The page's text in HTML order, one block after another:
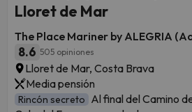
Lloret de Mar
The Place Mariner by ALEGRIA
8.6 505 opiniones
Lloret de Mar, Costa Brava
Media pensión
Rincón secreto Al final del Camino